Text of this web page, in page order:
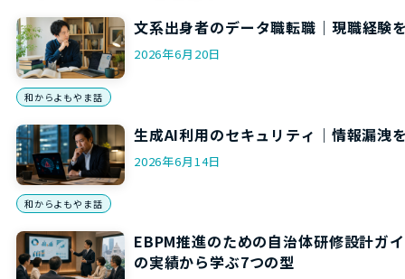
文系出身者のデータ職転職｜現職経験
2026年6月20日
和からよもやま話
生成AI利用のセキュリティ｜情報漏洩
2026年6月14日
和からよもやま話
EBPM推進のための自治体研修設計ガ
の実績から学ぶ7つの型